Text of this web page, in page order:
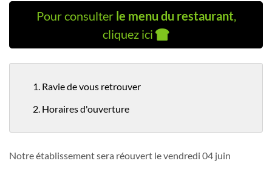
Pour consulter le menu du restaurant
cliquez ici
1. Ravie de vous retrouver
2. Horaires d'ouverture
Notre établissement sera réouvert le vendredi 04 juin